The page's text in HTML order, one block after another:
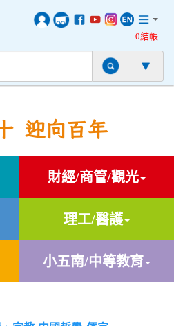
0結帳
迎向百年
財經/商管/觀光
理工/醫護
小五南/中等教育